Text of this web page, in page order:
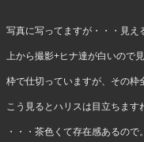
写真に写ってますが・・・見え
上から撮影+ヒナ達が白いので
枠で仕切っていますが、その枠
こう見るとハリスは目立ちます
・・・茶色くて存在感あるので。